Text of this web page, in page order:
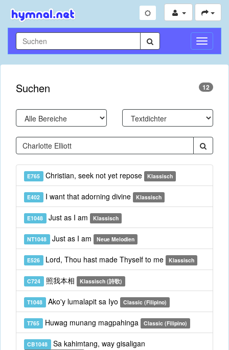
Suchen 12
E765 Christian, seek not yet repose Klassisch
E402 I want that adorning divine Klassisch
E1048 Just as I am Klassisch
NT1048 Just as I am Neue Melodien
E526 Lord, Thou hast made Thyself to me Klassisch
C724 照我本相 Klassisch (詩歌)
T1048 Ako'y lumalapit sa Iyo Classic (Filipino)
T765 Huwag munang magpahinga Classic (Filipino)
CB1048 Sa kahimtang, way gisaligan